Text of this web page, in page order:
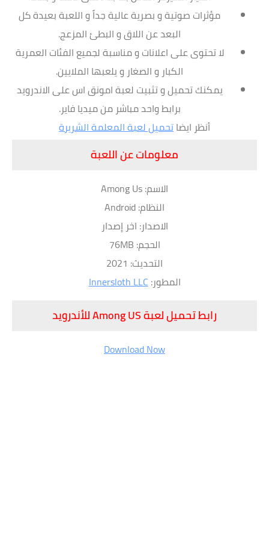
مؤثرات صوتية و بصرية عالية جداً و اللعبة بعيدة كل
البعد عن اللاق و البطئ المزعج.
لا تحتوى على اعلانات و مناسبة لجميع الفئات العمرية
الكبار و الصغار و يلعبها الملايين.
يمكنك تحميل و تثبيت لعبة امونق اس على الاندرويد
برابط واحد مباشر من ميديا فاير.
أنظر ايضاتحميل لعبة المعلمة الشريرة
معلومات عن اللعبة
الاسم: Among Us
النظام: Android
الاصدار: اخر إصدار
الحجم: 76MB
التحديث: 2021
المطور:Innersloth LLC
رابط تحميل لعبة Among US للأندرويد
Download Now